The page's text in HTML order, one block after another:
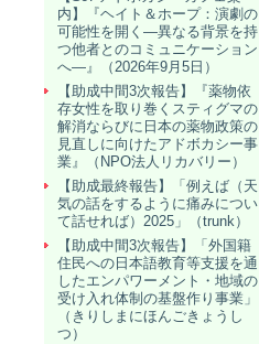
内】『ヘイト＆ホープ：演劇の
可能性を開く―異なる背景を持
つ他者とのコミュニケーション
へ―』（2026年9月5日）
【助成中間3次報告】『薬物依
存女性を取り巻くスティグマの
解消ならびに日本の薬物政策の
見直しに向けたアドボカシー事
業』（NPO法人リカバリー）
【助成最終報告】「例えば（天
気の話をするように痛みについ
て話せれば）2025」（trunk）
【助成中間3次報告】「外国籍
住民への日本語教育等支援を通
したエンパワーメント・地域の
受け入れ体制の基盤作り事業」
（きりしまにほんごきょうし
つ）